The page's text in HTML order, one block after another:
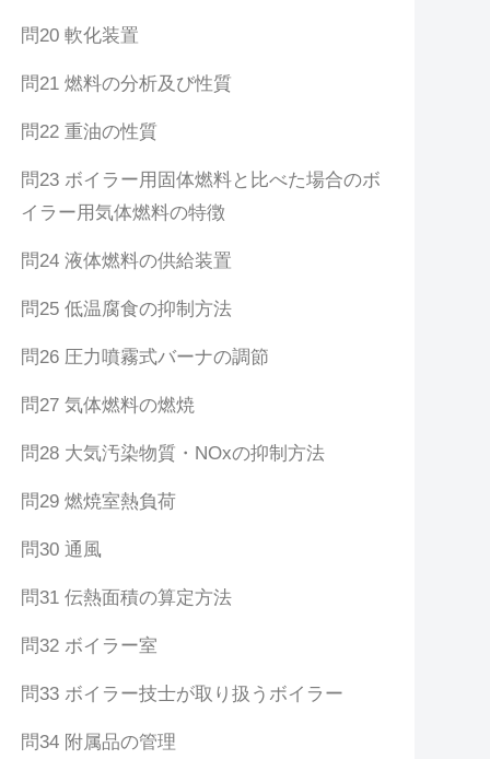
問20 軟化装置
問21 燃料の分析及び性質
問22 重油の性質
問23 ボイラー用固体燃料と比べた場合のボ
イラー用気体燃料の特徴
問24 液体燃料の供給装置
問25 低温腐食の抑制方法
問26 圧力噴霧式バーナの調節
問27 気体燃料の燃焼
問28 大気汚染物質・NOxの抑制方法
問29 燃焼室熱負荷
問30 通風
問31 伝熱面積の算定方法
問32 ボイラー室
問33 ボイラー技士が取り扱うボイラー
問34 附属品の管理